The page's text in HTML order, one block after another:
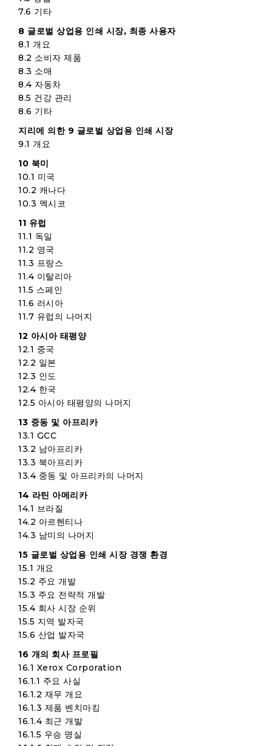
7.6 기타
8 글로벌 상업용 인쇄 시장, 최종 사용자
8.1 개요
8.2 소비자 제품
8.3 소매
8.4 자동차
8.5 건강 관리
8.6 기타
지리에 의한 9 글로벌 상업용 인쇄 시장
9.1 개요
10 북미
10.1 미국
10.2 캐나다
10.3 멕시코
11 유럽
11.1 독일
11.2 영국
11.3 프랑스
11.4 이탈리아
11.5 스페인
11.6 러시아
11.7 유럽의 나머지
12 아시아 태평양
12.1 중국
12.2 일본
12.3 인도
12.4 한국
12.5 아시아 태평양의 나머지
13 중동 및 아프리카
13.1 GCC
13.2 남아프리카
13.3 북아프리카
13.4 중동 및 아프리카의 나머지
14 라틴 아메리카
14.1 브라질
14.2 아르헨티나
14.3 남미의 나머지
15 글로벌 상업용 인쇄 시장 경쟁 환경
15.1 개요
15.2 주요 개발
15.3 주요 전략적 개발
15.4 회사 시장 순위
15.5 지역 발자국
15.6 산업 발자국
16 개의 회사 프로필
16.1 Xerox Corporation
16.1.1 주요 사실
16.1.2 재무 개요
16.1.3 제품 벤치마킹
16.1.4 최근 개발
16.1.5 우승 명실